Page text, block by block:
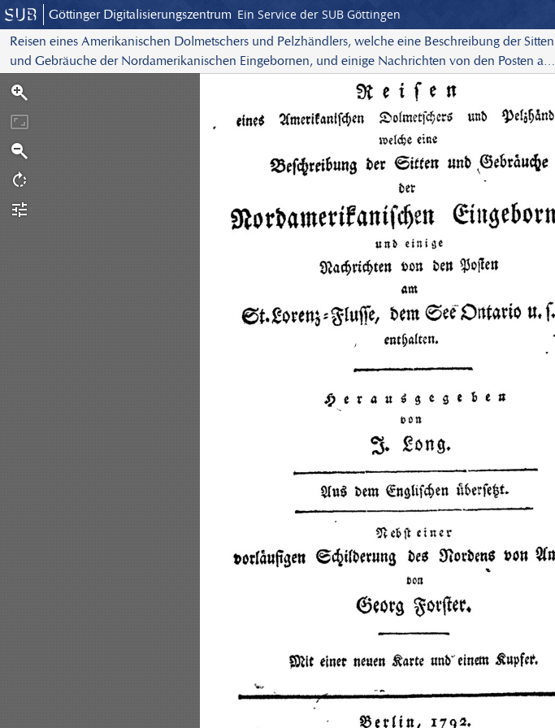
Göttinger Digitalisierungszentrum Ein Service der SUB Göttingen
Reisen eines Amerikanischen Dolmetschers und Pelzhändlers, welche eine Beschreibung der Sitten
und Gebräuche der Nordamerikanischen Eingebornen, und einige Nachrichten von den Posten am
St. Lorenz-Flusse, dem S